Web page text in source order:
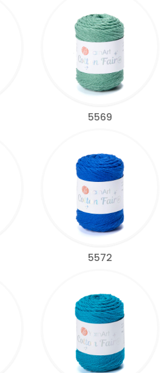
5569
5572